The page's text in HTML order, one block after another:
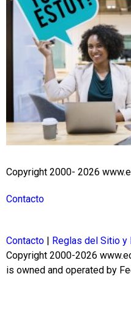
Copyright 2000- 2026
Contacto
Contacto | Reglas del Sitio
Copyright 2000-2026
is owned and operated by